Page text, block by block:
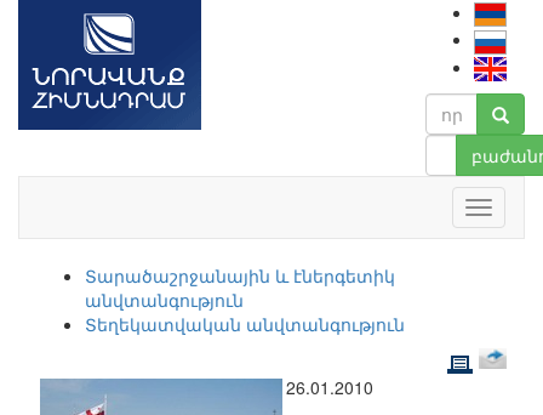
Տարածաշրջանային և էներգետիկ
անվտանգություն
Տեղեկատվական անվտանգություն
26.01.2010